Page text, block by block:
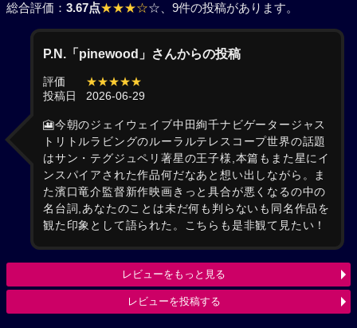
総合評価： 3.67点★★★☆☆ 、9件の投稿があります。
P.N.「pinewood」さんからの投稿
評価
★★★★★
投稿日
2026-06-29
🎦今朝のジェイウェイブ中田絢千ナビゲータージャス
トリトルラビングのルーラルテレスコープ世界の話題
はサン・テグジュペリ著星の王子様,本篇もまた星にイ
ンスパイアされた作品何だなあと想い出しながら。ま
た濱口竜介監督新作映画きっと具合が悪くなるの中の
名台詞,あなたのことは未だ何も判らないも同名作品を
観た印象として語られた。こちらも是非観て見たい！
レビューをもっと見る
レビューを投稿する